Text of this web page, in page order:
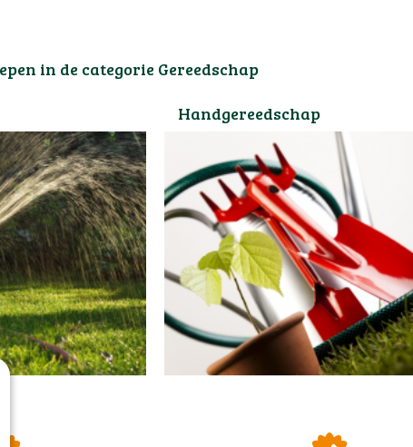
in de categorie Gereedschap
Handgereedschap